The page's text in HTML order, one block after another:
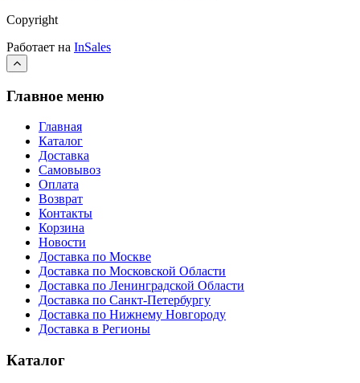
Copyright
Работает на InSales
Главное меню
Главная
Каталог
Доставка
Самовывоз
Оплата
Возврат
Контакты
Корзина
Новости
Доставка по Москве
Доставка по Московской Области
Доставка по Ленинградской Области
Доставка по Санкт-Петербургу
Доставка по Нижнему Новгороду
Доставка в Регионы
Каталог